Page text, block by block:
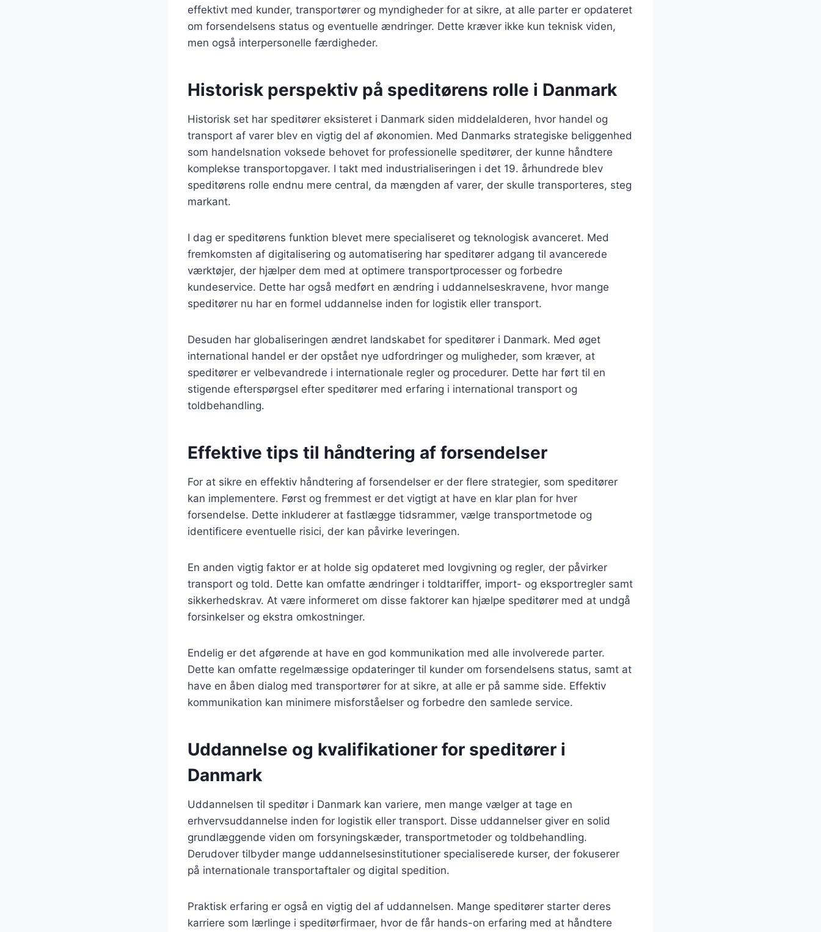
effektivt med kunder, transportører og myndigheder for at sikre, at alle parter er opdateret
om forsendelsens status og eventuelle ændringer. Dette kræver ikke kun teknisk viden,
men også interpersonelle færdigheder.
Historisk perspektiv på speditørens rolle i Danmark
Historisk set har speditører eksisteret i Danmark siden middelalderen, hvor handel og
transport af varer blev en vigtig del af økonomien. Med Danmarks strategiske beliggenhed
som handelsnation voksede behovet for professionelle speditører, der kunne håndtere
komplekse transportopgaver. I takt med industrialiseringen i det 19. århundrede blev
speditørens rolle endnu mere central, da mængden af varer, der skulle transporteres, steg
markant.
I dag er speditørens funktion blevet mere specialiseret og teknologisk avanceret. Med
fremkomsten af digitalisering og automatisering har speditører adgang til avancerede
værktøjer, der hjælper dem med at optimere transportprocesser og forbedre
kundeservice. Dette har også medført en ændring i uddannelseskravene, hvor mange
speditører nu har en formel uddannelse inden for logistik eller transport.
Desuden har globaliseringen ændret landskabet for speditører i Danmark. Med øget
international handel er der opstået nye udfordringer og muligheder, som kræver, at
speditører er velbevandrede i internationale regler og procedurer. Dette har ført til en
stigende efterspørgsel efter speditører med erfaring i international transport og
toldbehandling.
Effektive tips til håndtering af forsendelser
For at sikre en effektiv håndtering af forsendelser er der flere strategier, som speditører
kan implementere. Først og fremmest er det vigtigt at have en klar plan for hver
forsendelse. Dette inkluderer at fastlægge tidsrammer, vælge transportmetode og
identificere eventuelle risici, der kan påvirke leveringen.
En anden vigtig faktor er at holde sig opdateret med lovgivning og regler, der påvirker
transport og told. Dette kan omfatte ændringer i toldtariffer, import- og eksportregler samt
sikkerhedskrav. At være informeret om disse faktorer kan hjælpe speditører med at undgå
forsinkelser og ekstra omkostninger.
Endelig er det afgørende at have en god kommunikation med alle involverede parter.
Dette kan omfatte regelmæssige opdateringer til kunder om forsendelsens status, samt at
have en åben dialog med transportører for at sikre, at alle er på samme side. Effektiv
kommunikation kan minimere misforståelser og forbedre den samlede service.
Uddannelse og kvalifikationer for speditører i
Danmark
Uddannelsen til speditør i Danmark kan variere, men mange vælger at tage en
erhvervsuddannelse inden for logistik eller transport. Disse uddannelser giver en solid
grundlæggende viden om forsyningskæder, transportmetoder og toldbehandling.
Derudover tilbyder mange uddannelsesinstitutioner specialiserede kurser, der fokuserer
på internationale transportaftaler og digital spedition.
Praktisk erfaring er også en vigtig del af uddannelsen. Mange speditører starter deres
karriere som lærlinge i speditørfirmaer, hvor de får hands-on erfaring med at håndtere